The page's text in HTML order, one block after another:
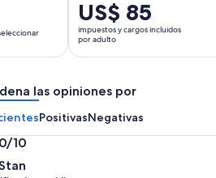
El
precio
es
de
por
US$ 85
impuestos y cargos incluidos
por adulto
las opiniones por
PositivasNegativas
10